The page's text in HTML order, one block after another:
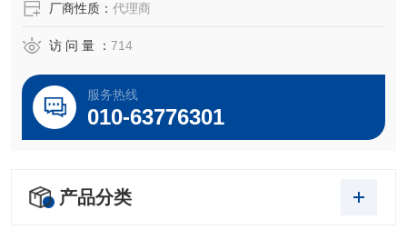
厂商性质： 代理商
访 问 量 ： 714
服务热线
010-63776301
产品分类